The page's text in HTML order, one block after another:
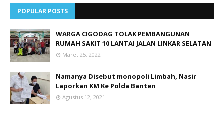
POPULAR POSTS
WARGA CIGODAG TOLAK PEMBANGUNAN
RUMAH SAKIT 10 LANTAI JALAN LINKAR SELATAN
Maret 25, 2022
Namanya Disebut monopoli Limbah, Nasir
Laporkan KM Ke Polda Banten
Agustus 12, 2021